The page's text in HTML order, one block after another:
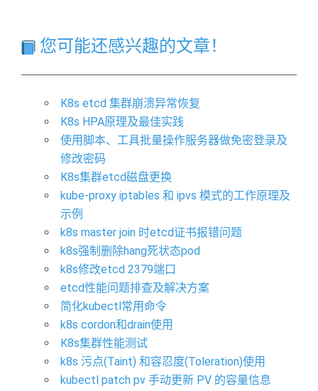
您可能还感兴趣的文章！
K8s etcd 集群崩溃异常恢复
K8s HPA原理及最佳实践
使用脚本、工具批量操作服务器做免密登录及
修改密码
K8s集群etcd磁盘更换
kube-proxy iptables 和 ipvs 模式的工作原理及
示例
k8s master join 时etcd证书报错问题
k8s强制删除hang死状态pod
k8s修改etcd 2379端口
etcd性能问题排查及解决方案
简化kubectl常用命令
k8s cordon和drain使用
K8s集群性能测试
k8s 污点(Taint) 和容忍度(Toleration)使用
kubectl patch pv 手动更新 PV 的容量信息